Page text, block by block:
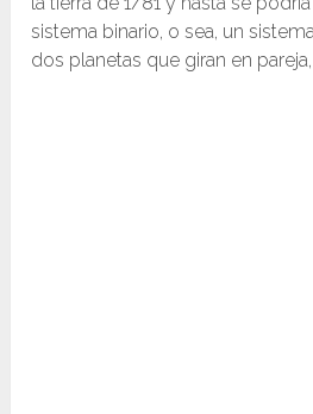
sistema binario, o sea, un
dos planetas que giran en pareja,